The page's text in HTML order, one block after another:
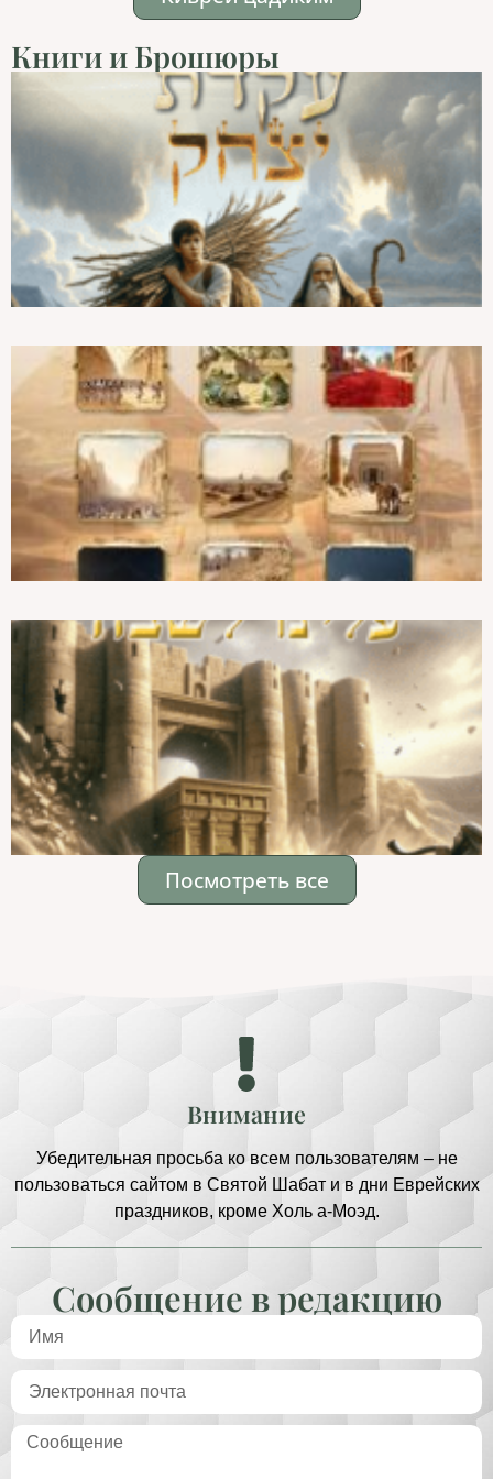
Книги и Брошюры
Посмотреть все
Внимание
Убедительная просьба ко всем пользователям – не
пользоваться сайтом в Святой Шабат и в дни Еврейских
праздников, кроме Холь а-Моэд.
Сообщение в редакцию